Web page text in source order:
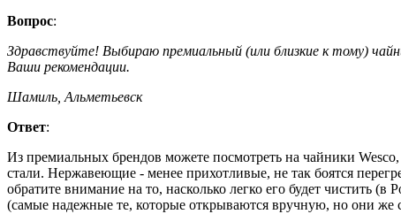
Вопрос:
Здравствуйте! Выбираю премиальный (или близкие к тому)
Ваши рекомендации.
Шамиль, Альметьевск
Ответ:
Из премиальных брендов можете посмотреть на чайники
стали. Нержавеющие - менее прихотливые, не так боятся
обратите внимание на то, насколько легко его будет чистить
(самые надежные те, которые открываются вручную, но они же